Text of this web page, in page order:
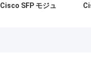
Cisco SFP モジュ